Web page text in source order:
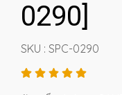
0290]
SKU : SPC-0290